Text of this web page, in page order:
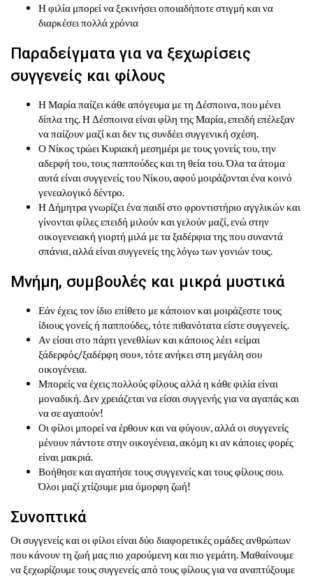
Η φιλία μπορεί να ξεκινήσει οποιαδήποτε στιγμή και να
διαρκέσει πολλά χρόνια
Παραδείγματα για να ξεχωρίσεις
συγγενείς και φίλους
Η Μαρία παίζει κάθε απόγευμα με τη Δέσποινα, που μένει
δίπλα της. Η Δέσποινα είναι φίλη της Μαρία, επειδή επέλεξαν
να παίζουν μαζί και δεν τις συνδέει συγγενική σχέση.
Ο Νίκος τρώει Κυριακή μεσημέρι με τους γονείς του, την
αδερφή του, τους παππούδες και τη θεία του. Όλα τα άτομα
αυτά είναι συγγενείς του Νίκου, αφού μοιράζονται ένα κοινό
γενεαλογικό δέντρο.
Η Δήμητρα γνωρίζει ένα παιδί στο φροντιστήριο αγγλικών και
γίνονται φίλες επειδή μιλούν και γελούν μαζί, ενώ στην
οικογενειακή γιορτή μιλά με τα ξαδέρφια της που συναντά
σπάνια, αλλά είναι συγγενείς της λόγω των γονιών τους.
Μνήμη, συμβουλές και μικρά μυστικά
Εάν έχεις τον ίδιο επίθετο με κάποιον και μοιράζεστε τους
ίδιους γονείς ή παππούδες, τότε πιθανότατα είστε συγγενείς.
Αν είσαι στο πάρτι γενεθλίων και κάποιος λέει «είμαι
ξάδερφός/ξαδέρφη σου», τότε ανήκει στη μεγάλη σου
οικογένεια.
Μπορείς να έχεις πολλούς φίλους αλλά η κάθε φιλία είναι
μοναδική. Δεν χρειάζεται να είσαι συγγενής για να αγαπάς και
να σε αγαπούν!
Οι φίλοι μπορεί να έρθουν και να φύγουν, αλλά οι συγγενείς
μένουν πάντοτε στην οικογένεια, ακόμη κι αν κάποιες φορές
είναι μακριά.
Βοήθησε και αγαπήσε τους συγγενείς και τους φίλους σου.
Όλοι μαζί χτίζουμε μια όμορφη ζωή!
Συνοπτικά
Οι συγγενείς και οι φίλοι είναι δύο διαφορετικές ομάδες ανθρώπων
που κάνουν τη ζωή μας πιο χαρούμενη και πιο γεμάτη. Μαθαίνουμε
να ξεχωρίζουμε τους συγγενείς από τους φίλους για να αναπτύξουμε